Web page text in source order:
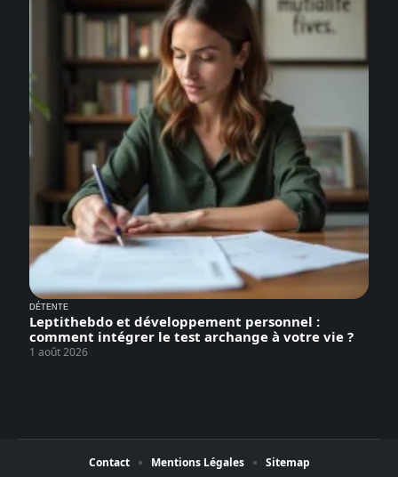
DÉTENTE
Leptithebdo et développement personnel :
comment intégrer le test archange à votre vie ?
1 août 2026
Contact Mentions Légales Sitemap